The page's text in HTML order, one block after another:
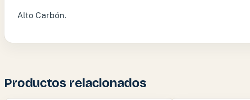
Alto Carbón.
Productos relacionados